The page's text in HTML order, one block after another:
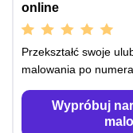
online
Przekształć swoje
malowania po
Wypróbuj